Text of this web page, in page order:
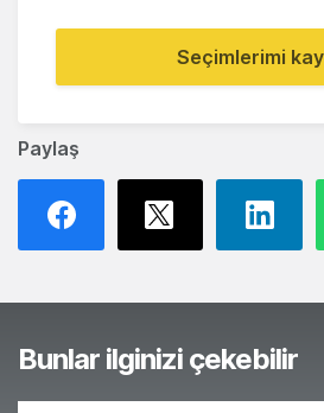
Paylaş
Seçimlerimi
Bunlar ilginizi çekebilir